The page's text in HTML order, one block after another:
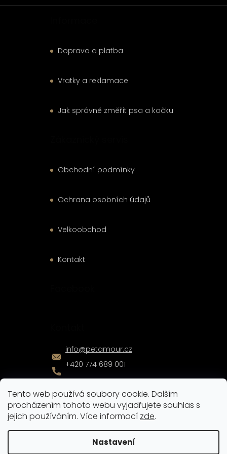
Tento web používá soubory cookie. Dalším
procházením tohoto webu vyjadřujete souhlas s
jejich používáním. Více informací zde.
Nastavení
Doprava a platba
Vratky a reklamace
Jak správně změřit psa a kočku
Obchodní podmínky
Ochrana osobních údajů
Velkoobchod
Kontakt
info@petamour.cz
+420 774 689 001
Nakódoval